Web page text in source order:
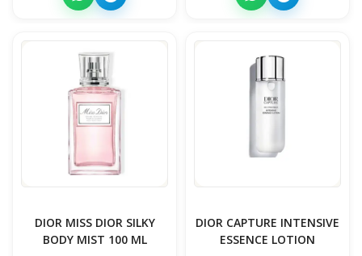
DIOR MISS DIOR SILKY
BODY MIST 100 ML
DIOR CAPTURE INTENSIVE
ESSENCE LOTION